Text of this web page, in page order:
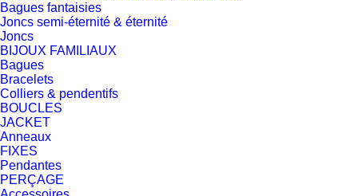
Bagues fantaisies
Joncs semi-éternité & éternité
Joncs
BIJOUX FAMILIAUX
Bagues
Bracelets
Colliers & pendentifs
BOUCLES
JACKET
Anneaux
FIXES
Pendantes
PERÇAGE